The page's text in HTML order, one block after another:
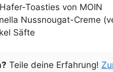
Toasties von MOIN
Nussnougat-Creme
Säfte
Teile deine Erfahrung!